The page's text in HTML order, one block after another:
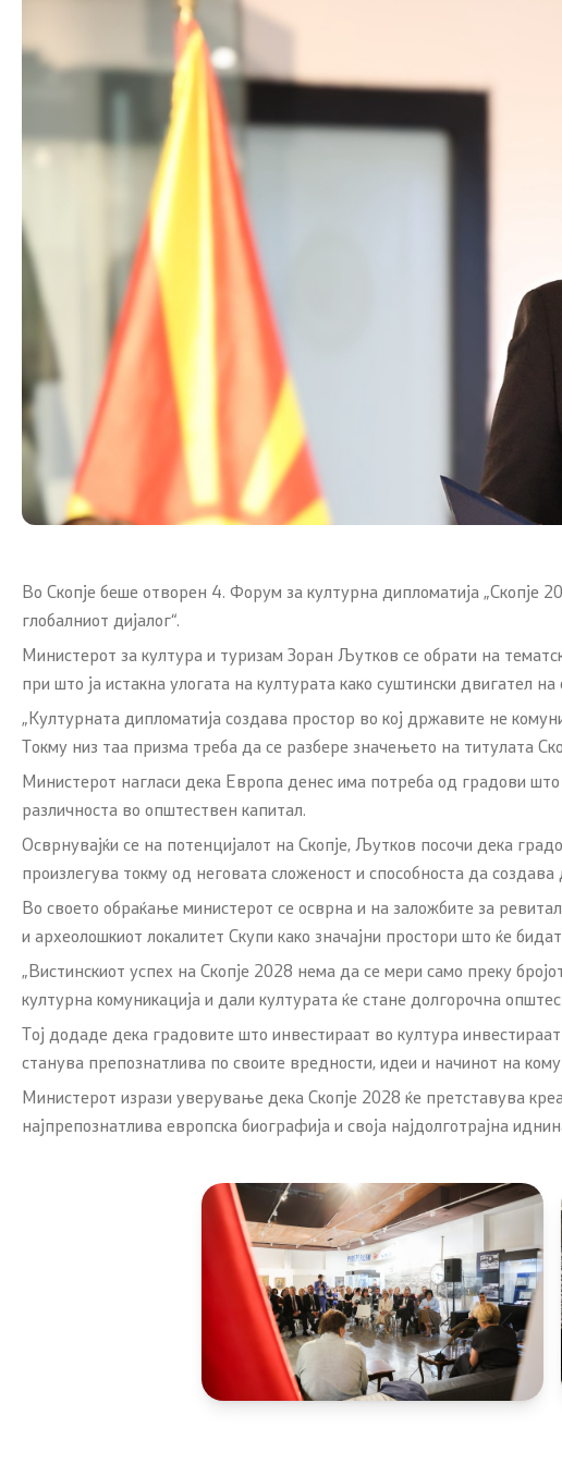
Локални институции
Инспекторат за употребата на
македонскиот стандарден јазик
Совет за македонски јазик
Совет на Европа
Творештво
Информации од јавен карактер
Листа на информации од јавен
карактер
Инспекциски надзор
Правилници
Закони
Предлог закони
Извештаи и други документи
Светско природно и културно
наследство на охридскиот регион
културата и стратешки план
Слободен пристап до информации
од ЈК - барања и одговори
Контакт
Институции
Изјава за
Во Скопје беше отворен 4. Форум за културна дипломатија „Скопје
глобалниот дијалог“.
Министерот за култура и туризам Зоран Љутков се обрати на
при што ја истакна улогата на културата како суштински двигател
„Културната дипломатија создава простор во кој државите не
Токму низ таа призма треба да се разбере значењето на титулата
Министерот нагласи дека Европа денес има потреба од градови што
различноста во општествен капитал.
Осврнувајќи се на потенцијалот на Скопје, Љутков посочи дека
произлегува токму од неговата сложеност и способноста да
Во своето обраќање министерот се осврна и на заложбите за
и археолошкиот локалитет Скупи како значајни простори што ќе
„Вистинскиот успех на Скопје 2028 нема да се мери само преку
културна комуникација и дали културата ќе стане долгорочна
Тој додаде дека градовите што инвестираат во култура
станува препознатлива по своите вредности, идеи и начинот на
Министерот изрази уверување дека Скопје 2028 ќе претставува
најпрепознатлива европска биографија и своја најдолготрајна